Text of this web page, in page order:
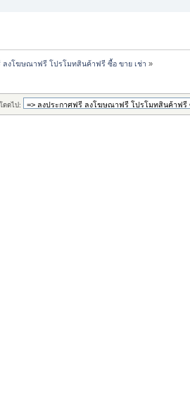
ลงโฆษณาฟรี โปรโมทสินค้าฟรี ซื้อ ขาย เช่า »
ดดไป: